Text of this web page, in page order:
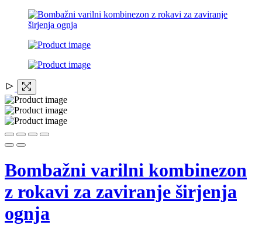
Bombažni varilni kombinezon
z rokavi za zaviranje širjenja
ognja